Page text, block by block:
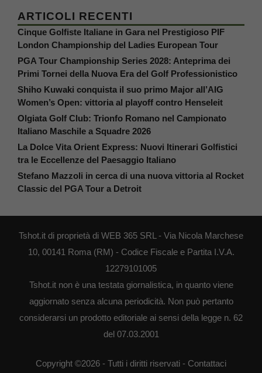
ARTICOLI RECENTI
Cinque Golfiste Italiane in Gara nel Prestigioso PIF
London Championship del Ladies European Tour
PGA Tour Championship Series 2028: Anteprima dei
Primi Tornei della Nuova Era del Golf Professionistico
Shiho Kuwaki conquista il suo primo Major all’AIG
Women’s Open: vittoria al playoff contro Henseleit
Olgiata Golf Club: Trionfo Romano nel Campionato
Italiano Maschile a Squadre 2026
La Dolce Vita Orient Express: Nuovi Itinerari Golfistici
tra le Eccellenze del Paesaggio Italiano
Stefano Mazzoli in cerca di una nuova vittoria al Rocket
Classic del PGA Tour a Detroit
Tshot.it di proprietà di WEB 365 SRL - Via Nicola Marchese
10, 00141 Roma (RM) - Codice Fiscale e Partita I.V.A.
12279101005
Tshot.it non è una testata giornalistica, in quanto viene
aggiornato senza alcuna periodicità. Non può pertanto
considerarsi un prodotto editoriale ai sensi della legge n. 62
del 07.03.2001
Copyright ©2026 - Tutti i diritti riservati - Contattaci